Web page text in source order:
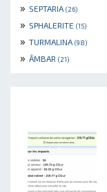
» SEPTARIA (26)
» SPHALERITE (15)
» TURMALINA (98)
» ÂMBAR (21)